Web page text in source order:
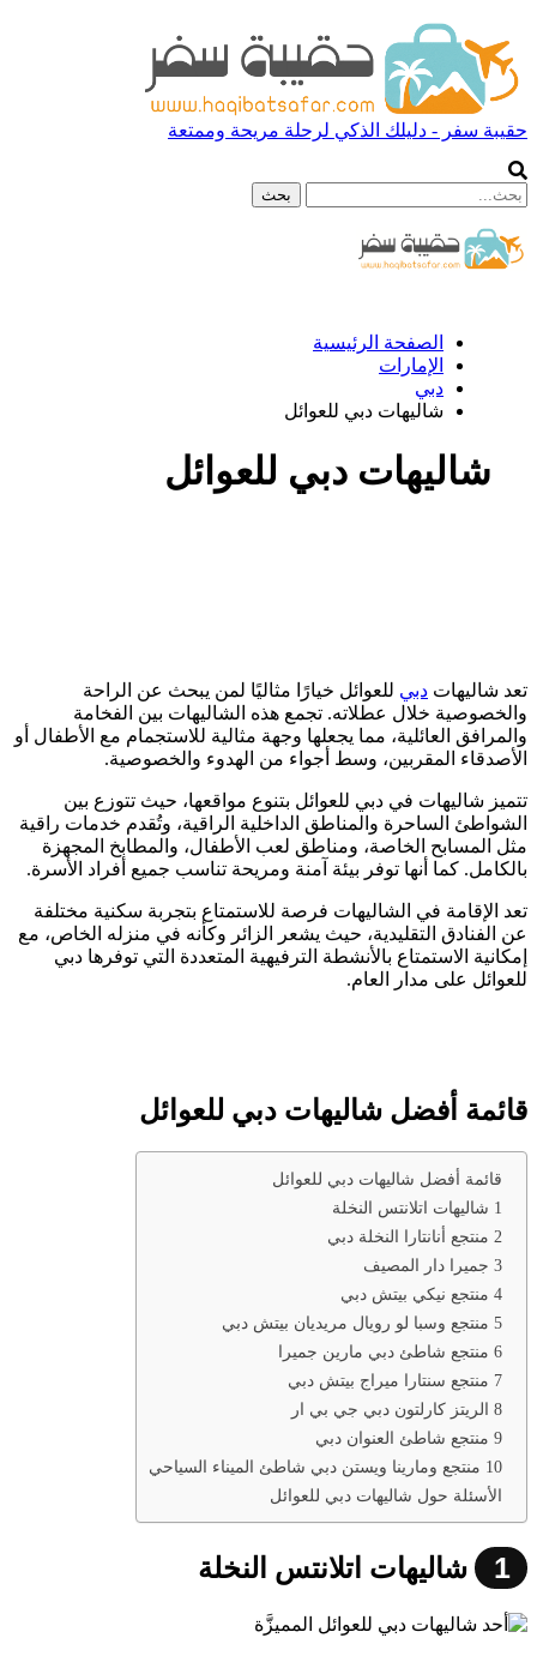
حقيبة سفر - دليلك الذكي لرحلة مريحة وممتعة
الصفحة الرئيسية
الإمارات
دبي
شاليهات دبي للعوائل
شاليهات دبي للعوائل
تعد شاليهات دبي للعوائل خيارًا مثاليًا لمن يبحث عن الراحة
والخصوصية خلال عطلاته. تجمع هذه الشاليهات بين الفخامة
والمرافق العائلية، مما يجعلها وجهة مثالية للاستجمام مع الأطفال أو
الأصدقاء المقربين، وسط أجواء من الهدوء والخصوصية.
تتميز شاليهات في دبي للعوائل بتنوع مواقعها، حيث تتوزع بين
الشواطئ الساحرة والمناطق الداخلية الراقية، وتُقدم خدمات راقية
مثل المسابح الخاصة، ومناطق لعب الأطفال، والمطابخ المجهزة
بالكامل. كما أنها توفر بيئة آمنة ومريحة تناسب جميع أفراد الأسرة.
تعد الإقامة في الشاليهات فرصة للاستمتاع بتجربة سكنية مختلفة
عن الفنادق التقليدية، حيث يشعر الزائر وكأنه في منزله الخاص، مع
إمكانية الاستمتاع بالأنشطة الترفيهية المتعددة التي توفرها دبي
للعوائل على مدار العام.
قائمة أفضل شاليهات دبي للعوائل
قائمة أفضل شاليهات دبي للعوائل
1 شاليهات اتلانتس النخلة
2 منتجع أنانتارا النخلة دبي
3 جميرا دار المصيف
4 منتجع نيكي بيتش دبي
5 منتجع وسبا لو رويال مريديان بيتش دبي
6 منتجع شاطئ دبي مارين جميرا
7 منتجع سنتارا ميراج بيتش دبي
8 الريتز كارلتون دبي جي بي ار
9 منتجع شاطئ العنوان دبي
10 منتجع ومارينا ويستن دبي شاطئ الميناء السياحي
الأسئلة حول شاليهات دبي للعوائل
1 شاليهات اتلانتس النخلة